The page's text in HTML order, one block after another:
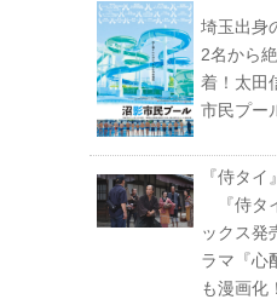
埼玉出身
2名から
着！太田
市民プー
『侍タ
『侍タ
ックス発
ラマ『心
も漫画化！